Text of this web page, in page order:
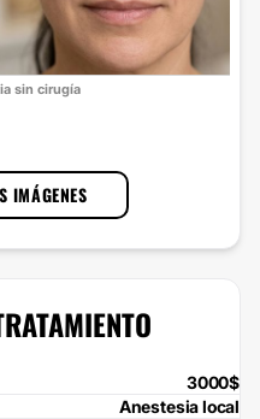
sin cirugía
IMÁGENES
3000$
Anestesia local